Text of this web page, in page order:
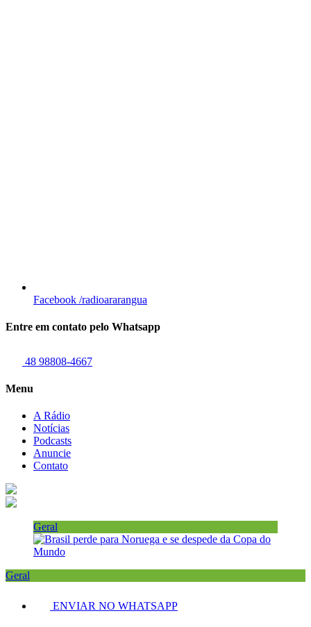
Facebook /radioararangua
Entre em contato pelo Whatsapp
48 98808-4667
Menu
A Rádio
Notícias
Podcasts
Anuncie
Contato
Geral
Geral
ENVIAR NO WHATSAPP